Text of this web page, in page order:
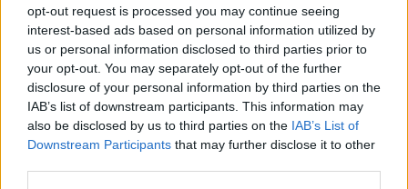
opt-out request is processed you may continue seeing
interest-based ads based on personal information utilized by
us or personal information disclosed to third parties prior to
your opt-out. You may separately opt-out of the further
disclosure of your personal information by third parties on the
IAB’s list of downstream participants. This information may
also be disclosed by us to third parties on the IAB’s List of
Downstream Participants that may further disclose it to other
14:55
Tesztmeccsen legyőzte első bajnoki ellenfelét az FK
Csíkszereda női focicsapata
13:16
Otthon kapott ki az újonctól a Marosvásárhelyi ASA,
a Steaua sem tudott nyerni